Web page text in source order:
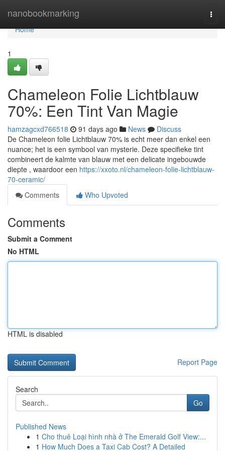
nanobookmarking
Home
Home
1
Chameleon Folie Lichtblauw
70%: Een Tint Van Magie
hamzagcxd766518 91 days ago News
Discuss
De Chameleon folie Lichtblauw 70% is echt meer dan enkel een
nuance; het is een symbool van mysterie. Deze specifieke tint
combineert de kalmte van blauw met een delicate ingebouwde
diepte , waardoor een https://xxoto.nl/chameleon-folie-lichtblauw-
70-ceramic/
Comments
Who Upvoted
Comments
Submit a Comment
No HTML
HTML is disabled
Report Page
Search
Go
Published News
1 Cho thuê Loại hình nhà ở The Emerald Golf View:...
1 How Much Does a Taxi Cab Cost? A Detailed